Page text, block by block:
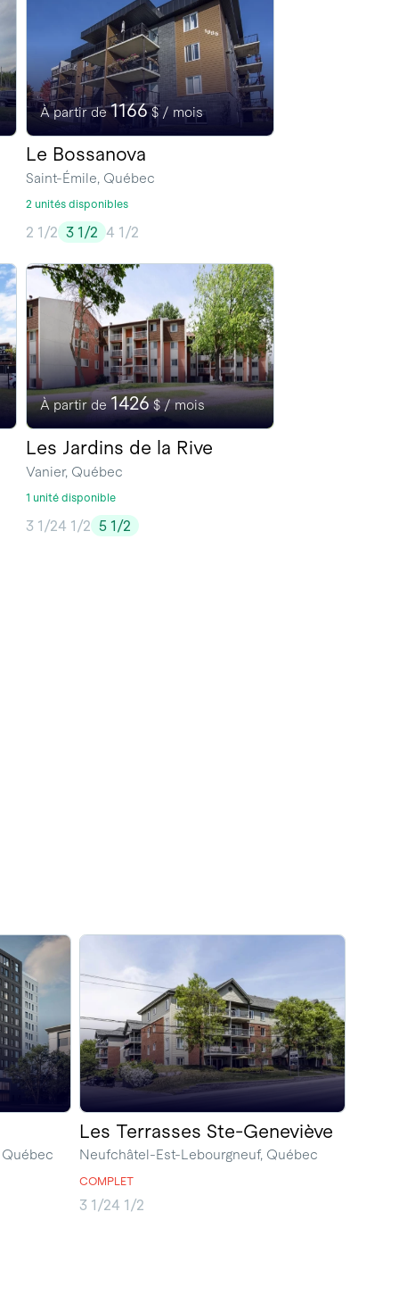
À partir de1166$ / mois
Le Bossanova
Saint-Émile, Québec
2 unités disponibles
2 1/2 3 1/2 4 1/2
À partir de1426 $ / mois
Les Jardins de la Rive
Vanier, Québec
1 unité disponible
3 1/24 1/2 5 1/2
Les Terrasses Ste-Geneviève
Neufchâtel-Est-Lebourgneuf, Québec
COMPLET
3 1/24 1/2